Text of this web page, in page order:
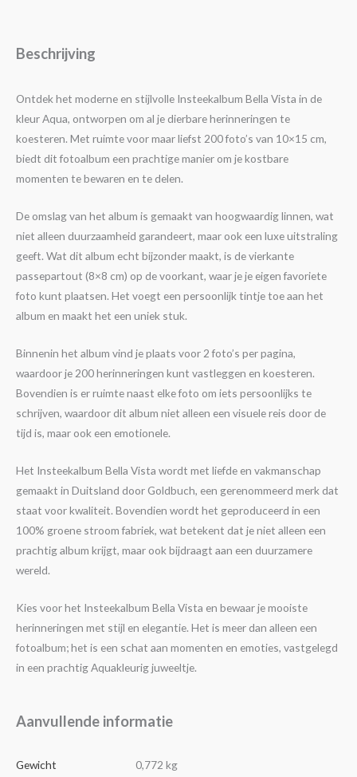
Beschrijving
Ontdek het moderne en stijlvolle Insteekalbum Bella Vista in de
kleur Aqua, ontworpen om al je dierbare herinneringen te
koesteren. Met ruimte voor maar liefst 200 foto’s van 10×15 cm,
biedt dit fotoalbum een prachtige manier om je kostbare
momenten te bewaren en te delen.
De omslag van het album is gemaakt van hoogwaardig linnen, wat
niet alleen duurzaamheid garandeert, maar ook een luxe uitstraling
geeft. Wat dit album echt bijzonder maakt, is de vierkante
passepartout (8×8 cm) op de voorkant, waar je je eigen favoriete
foto kunt plaatsen. Het voegt een persoonlijk tintje toe aan het
album en maakt het een uniek stuk.
Binnenin het album vind je plaats voor 2 foto’s per pagina,
waardoor je 200 herinneringen kunt vastleggen en koesteren.
Bovendien is er ruimte naast elke foto om iets persoonlijks te
schrijven, waardoor dit album niet alleen een visuele reis door de
tijd is, maar ook een emotionele.
Het Insteekalbum Bella Vista wordt met liefde en vakmanschap
gemaakt in Duitsland door Goldbuch, een gerenommeerd merk dat
staat voor kwaliteit. Bovendien wordt het geproduceerd in een
100% groene stroom fabriek, wat betekent dat je niet alleen een
prachtig album krijgt, maar ook bijdraagt aan een duurzamere
wereld.
Kies voor het Insteekalbum Bella Vista en bewaar je mooiste
herinneringen met stijl en elegantie. Het is meer dan alleen een
fotoalbum; het is een schat aan momenten en emoties, vastgelegd
in een prachtig Aquakleurig juweeltje.
Aanvullende informatie
Gewicht 0,772 kg